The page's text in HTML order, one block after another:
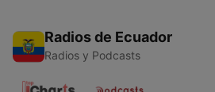
Radios de Ecuador
Radios y Podcasts